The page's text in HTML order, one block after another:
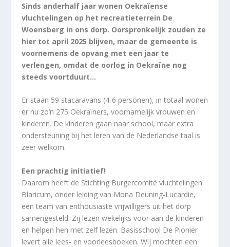
Sinds anderhalf jaar wonen Oekraïense
vluchtelingen op het recreatieterrein De
Woensberg in ons dorp. Oorspronkelijk zouden ze
hier tot april 2025 blijven, maar de gemeente is
voornemens de opvang met een jaar te
verlengen, omdat de oorlog in Oekraïne nog
steeds voortduurt…
Er staan 59 stacaravans (4-6 personen), in totaal wonen
er nu zo’n 275 Oekraïners, voornamelijk vrouwen en
kinderen. De kinderen gaan naar school, maar extra
ondersteuning bij het leren van de Nederlandse taal is
zeer welkom.
Een prachtig initiatief!
Daarom heeft de Stichting Burgercomité vluchtelingen
Blaricum, onder leiding van Mona Deuning-Lucardie,
een team van enthousiaste vrijwilligers uit het dorp
samengesteld. Zij lezen wekelijks voor aan de kinderen
en helpen hen met zelf lezen. Basisschool De Pionier
levert alle lees- en voorleesboeken. Wij mochten een